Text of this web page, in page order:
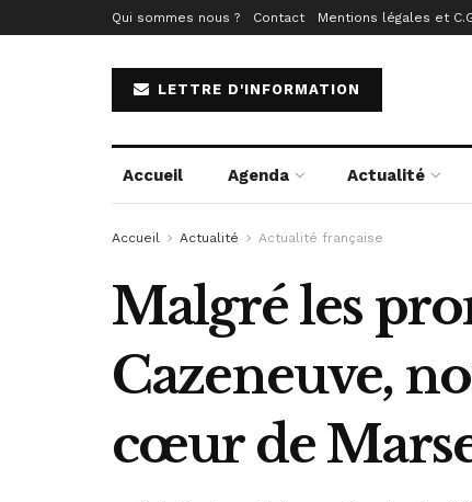
Qui sommes nous ? Contact Mentions légales et
LETTRE D'INFORMATION
Accueil Agenda Actualité
Accueil Actualité Actualité française
Malgré les
Cazeneuve,
cœur de